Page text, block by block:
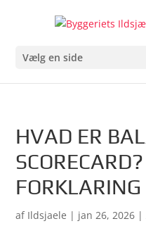
Vælg en side
HVAD ER
FORKLARING
af Ildsjaele | jan 26, 2026 |